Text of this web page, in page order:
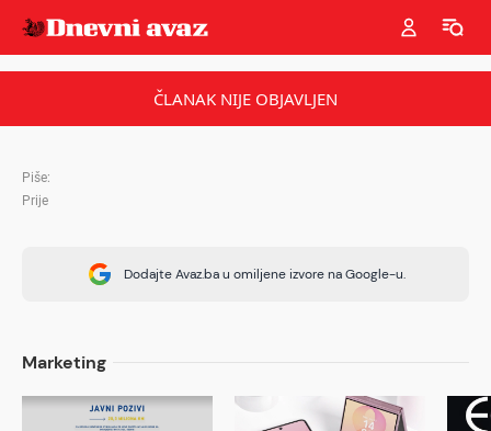
ČLANAK NIJE OBJAVLJEN
Piše:
Prije
Dodajte Avaz.ba u omiljene izvore na Google-u.
Marketing